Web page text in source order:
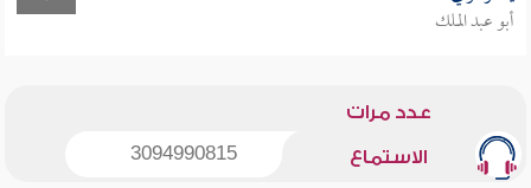
أبو عبد الملك
عدد مرات
الاستماع 3094990815